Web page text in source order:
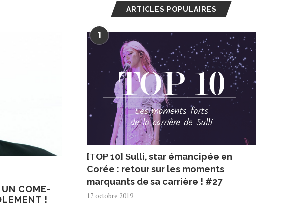
COME-
!
ARTICLES POPULAIRES
1
[TOP 10] Sulli, star émancipée en
Corée : retour sur les moments
marquants de sa carrière ! #27
17 octobre 2019